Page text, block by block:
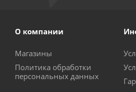
О компании
Магазины
Политика обработки
персональных данных